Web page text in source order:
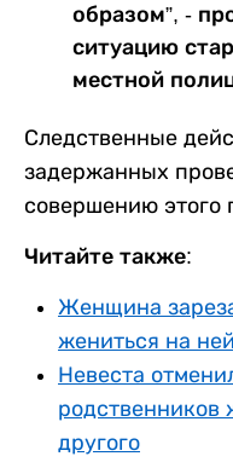
образом”, -
ситуацию
местной
Следственные
задержанных
совершению этого
Читайте также:
Женщина
жениться на ней
Невеста
родственников
другого